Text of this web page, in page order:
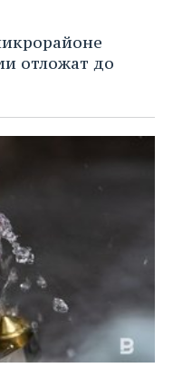
отложат до